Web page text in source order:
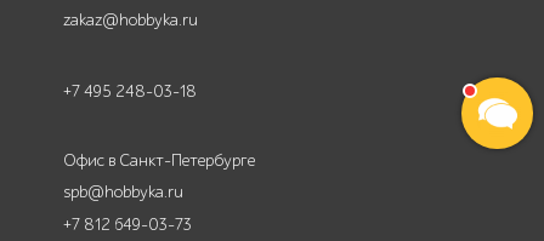
zakaz@hobbyka.ru
+7 495 248-03-18
Офис в Санкт-Петербурге
spb@hobbyka.ru
+7 812 649-03-73